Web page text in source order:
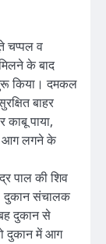
चप्पल व
के बाद
किया। दमकल
बाहर
काबू पाया,
आग लगने के
पाल की शिव
दुकान संचालक
दुकान से
दुकान में आग